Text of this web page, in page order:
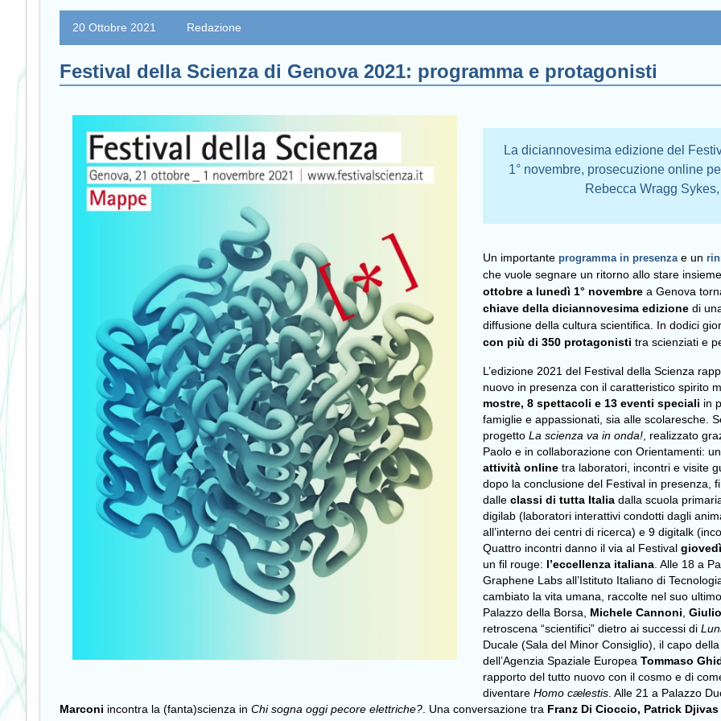
20 Ottobre 2021 Redazione
Festival della Scienza di Genova 2021: programma e protagonisti
La diciannovesima edizione del
1° novembre, prosecuzione online
Rebecca Wragg
Un importanteprogramma in presenzae un
che vuole segnare un ritorno allo stare
ottobre a lunedì 1° novembrea Genova
chiave della diciannovesima edizionedi
diffusione della cultura scientifica. In dodici
con più di 350 protagonistitra scienziati e
L’edizione 2021 del Festival della Scienza
nuovo in presenza con il caratteristico spirito
mostre, 8 spettacoli e 13 eventi speciali in
famiglie e appassionati, sia alle scolaresche.
progettoLa scienza va in onda! , realizzato
Paolo e in collaborazione con Orientamenti:
attività onlinetra laboratori, incontri e visite
dopo la conclusione del Festival in presenza,
dalleclassi di tutta Italiadalla scuola
digilab (laboratori interattivi condotti dagli
all’interno dei centri di ricerca) e 9 digitalk
Quattro incontri danno il via al Festival
un fil rouge: l’eccellenza italiana . Alle 18 a
Graphene Labs all’Istituto Italiano di
cambiato la vita umana, raccolte nel suo
Palazzo della Borsa, Michele Cannoni ,
retroscena “scientifici” dietro ai successi di
Ducale (Sala del Minor Consiglio), il capo
dell’Agenzia Spaziale EuropeaTommaso
rapporto del tutto nuovo con il cosmo e di
diventareHomo cælestis . Alle 21 a Palazzo
Marconi incontra la (fanta)scienza in Chi sogna oggi pecore elettriche? . Una conversazione tra Franz Di Cioccio, Patrick Djivas